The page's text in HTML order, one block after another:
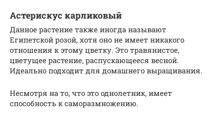
Астерискус карликовый
Данное растение также иногда называют
Египетской розой, хотя оно не имеет никакого
отношения к этому цветку. Это травянистое,
цветущее растение, распускающееся весной.
Идеально подходит для домашнего выращивания.
Несмотря на то, что это однолетник, имеет
способность к саморазмножению.